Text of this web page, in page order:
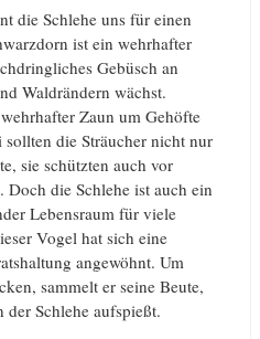
die Schlehe uns für einen
ist ein wehrhafter
Gebüsch an
Waldrändern wächst.
Zaun um Gehöfte
die Sträucher nicht nur
sie schützten auch vor
Doch die Schlehe ist auch ein
Lebensraum für viele
Vogel hat sich eine
angewöhnt. Um
sammelt er seine Beute,
Schlehe aufspießt.